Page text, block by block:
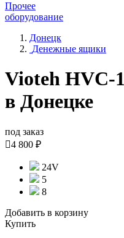
Прочее
оборудование
Донецк
Денежные ящики
Vioteh HVC-
в Донецке
под заказ
4 800 ₽
24V
5
8
Добавить в корзину
Купить